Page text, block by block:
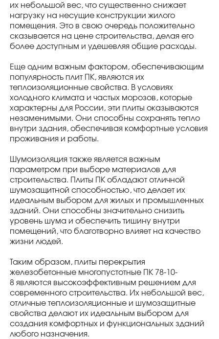
их небольшой вес, что существенно снижает
нагрузку на несущие конструкции жилого
помещения. Это в свою очередь положительно
сказывается на цене строительства, делая его
более доступным и удешевляя общие расходы.
Еще одним важным фактором, обеспечивающим
популярность плит ПК, являются их
теплоизоляционные свойства. В условиях
холодного климата и частых морозов, которые
характерны для России, эти плиты оказываются
незаменимыми. Они способны сохранять тепло
внутри здания, обеспечивая комфортные условия
проживания и работы.
Шумоизоляция также является важным
параметром при выборе материалов для
строительства. Плиты ПК обладают отличной
шумозащитной способностью, что делает их
идеальным выбором для жилых и промышленных
зданий. Они способны значительно снизить
уровень шума и обеспечить тишину внутри
помещений, что благотворно влияет на качество
жизни людей.
Таким образом, плиты перекрытия
железобетонные многопустотные ПК 78-10-
8 являются высокоэффективным решением для
современного строительства. Их небольшой вес,
отличные теплоизоляционные и шумозащитные
свойства делают их идеальным выбором для
создания комфортных и функциональных зданий
любого назначения.